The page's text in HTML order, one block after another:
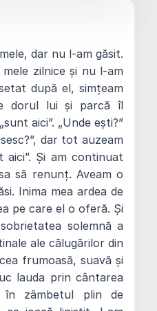
dar nu l-am găsit.
zilnice și nu l-am
după el, simțeam
dorul lui și parcă îl
aici”. „Unde ești?”
dar tot auzeam
Și am continuat
să renunț. Aveam o
Inima mea ardea de
pe care el o oferă. Și
solemnă a
ale călugărilor din
frumoasă, suavă și
lauda prin cântarea
în zâmbetul plin de